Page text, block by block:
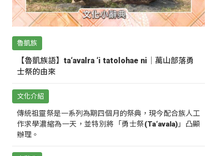
魯凱族
【魯凱族語】ta‘avalra ‘i tatolohae ni｜萬山部落勇
士祭的由來
文化介紹
傳統祖靈祭是一系列為期四個月的祭典，現今配合族人工
作求學濃縮為一天，並特別將「勇士祭(Ta‘avala)」凸顯
辦理。